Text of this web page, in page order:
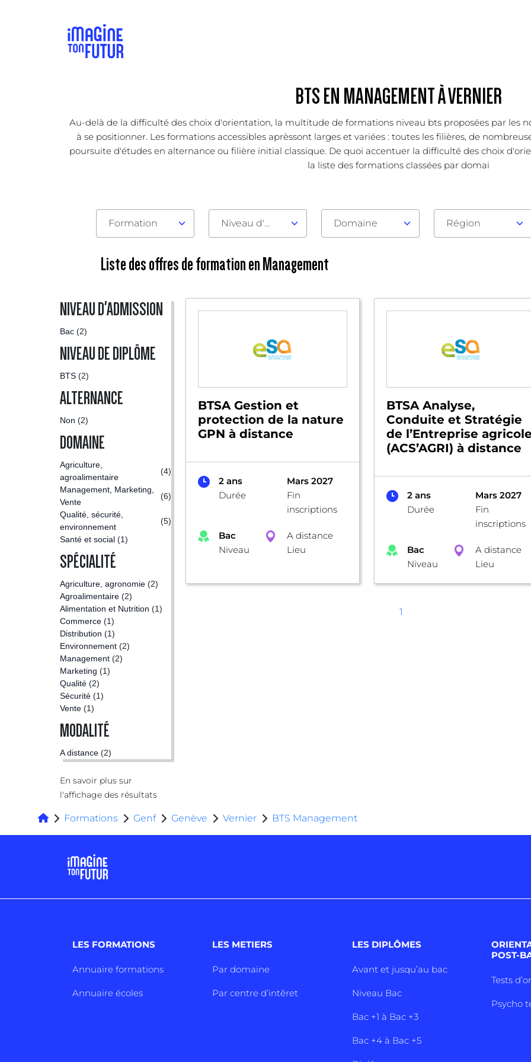
BTS EN MANAGEMENT À VERNIER
Au-delà de la difficulté des choix d'orientation, la multitude de formations niveau bts proposées par les
à se positionner. Les formations accessibles aprèssont larges et variées : toutes les filières, de
poursuite d'études en alternance ou filière initial classique. De quoi accentuer la difficulté des choix
la liste des formations classées par domai
Formation Niveau d'admission Domaine Région
Liste des offres de formation en Management
NIVEAU D'ADMISSION
Bac (2)
NIVEAU DE DIPLÔME
BTS (2)
ALTERNANCE
Non (2)
DOMAINE
Agriculture,
agroalimentaire
(4)
Management, Marketing,
Vente
(6)
Qualité, sécurité,
environnement
(5)
Santé et social (1)
SPÉCIALITÉ
Agriculture, agronomie (2)
Agroalimentaire (2)
Alimentation et Nutrition (1)
Commerce (1)
Distribution (1)
Environnement (2)
Management (2)
Marketing (1)
Qualité (2)
Sécurité (1)
Vente (1)
MODALITÉ
A distance (2)
En savoir plus sur
l'affichage des résultats
BTSA Gestion et
protection de la nature
GPN à distance
2 ans
Durée
Mars 2027
Fin
inscriptions
Bac
Niveau
A distance
Lieu
BTSA Analyse,
Conduite et Stratégie
de l’Entreprise
(ACS’AGRI) à distance
2 ans
Durée
Mars 2027
Fin
inscriptions
Bac
Niveau
A distance
Lieu
1
Formations Genf Genève Vernier BTS Management
LES FORMATIONS
Annuaire formations
Annuaire écoles
LES METIERS
Par domaine
Par centre d’intêret
LES DIPLÔMES
Avant et jusqu’au bac
Niveau Bac
Bac +1 à Bac +3
Bac +4 à Bac +5
POST-
Tests
Psycho